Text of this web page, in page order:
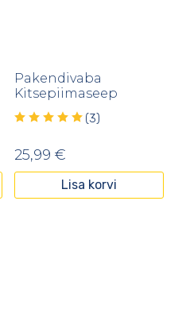
Pakendivaba
Kitsepiimaseep
(3)
25,99 €
Lisa korvi